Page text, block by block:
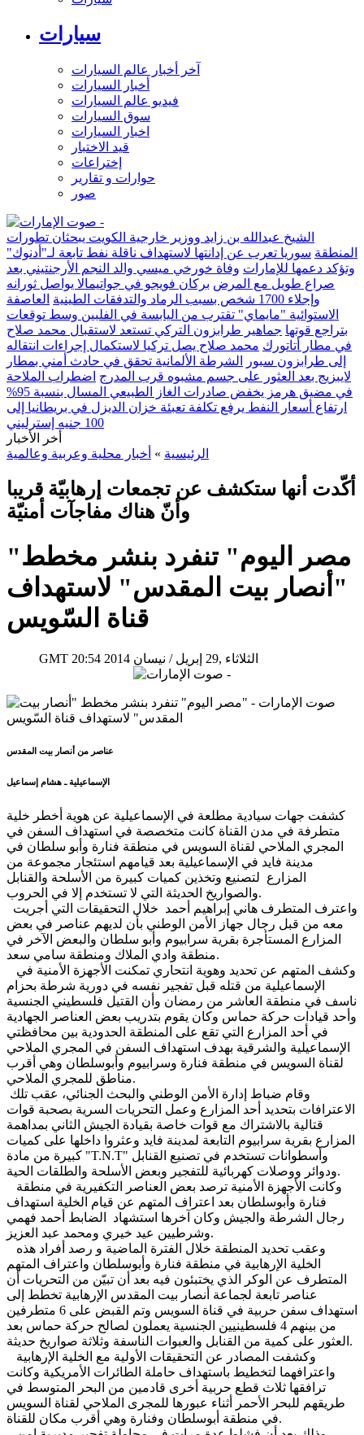
سيارات
آخر أخبار عالم السيارات
أخبار السيارات
فيديو عالم السيارات
سوق السيارات
اخبار السيارات
قيد الاختبار
إختراعات
حوارات و تقارير
صور
الشيخ عبدالله بن زايد ووزير خارجية الكويت يبحثان تطورات
المنطقة سوريا تعرب عن إدانتها لاستهداف ناقلة نفط تابعة لـ"أدنوك"
وتؤكد دعمها للإمارات وفاة خورخي ميسي والد النجم الأرجنتيني بعد
صراع طويل مع المرض بركان فويجو في جواتيمالا يواصل ثورانه
وإجلاء 1700 شخص بسبب الرماد والتدفقات الطينية
العاصفة
الاستوائية "مايماي" تقترب من اليابسة في الفلبين وسط توقعات
بتراجع قوتها جماهير طرابزون التركي تستعد لاستقبال محمد صلاح
في مطار أتاتورك محمد صلاح يصل تركيا لاستكمال إجراءات انتقاله
إلى طرابزون سبور
الشرطة الألمانية تحقق في حادث أمني بمطار
لايبزيج بعد العثور على جسم مشبوه قرب المدرج اضطراب الملاحة
في مضيق هرمز يخفض صادرات الغاز الطبيعي المسال بنسبة 95%
ارتفاع أسعار النفط يرفع تكلفة تعبئة خزان الديزل في بريطانيا إلى
100 جنيه إسترليني
أخر الأخبار
الرئيسية » أخبار محلية وعربية وعالمية
أكّدت أنها ستكشف عن تجمعات إرهابيّة قريبا
وأنّ هناك مفاجآت أمنيّة
"مصر اليوم" تنفرد بنشر مخطط
"أنصار بيت المقدس" لاستهداف
قناة السّويس
GMT 20:54 2014 الثلاثاء ,29 إبريل / نيسان
عناصر من أنصار بيت المقدس
الإسماعيلية ـ هشام إسماعيل
كشفت جهات سيادية مطلعة في الإسماعيلية عن هوية أخطر خلية
متطرفة في مدن القناة كانت متخصصة في استهداف السفن في
المجري الملاحي لقناة السويس في منطقة فنارة وأبو سلطان في
مدينة فايد في الإسماعيلية بعد قيامهم استئجار مجموعة من
المزارع لتصنيع وتخذين كميات كبيرة من الأسلحة والقنابل
والصواريخ الحديثة التي لا تستخدم إلا في الحروب.
معه من قبل رجال جهاز الأمن الوطني بأن لديهم عناصر في بعض
المزارع المستأجرة بقرية سرابيوم وأبو سلطان والبعض الآخر في
منطقة وادي الملاك ومنطقة سامي سعد.
الإسماعيلية من قتله قبل تفجير نفسه في دورية شرطة بحزام
ناسف في منطقة العاشر من رمضان وأن القتيل فلسطيني الجنسية
وأحد قيادات حركة حماس وكان يقوم بتدريب بعض العناصر الجهادية
في أحد المزارع التي تقع على المنطقة الحدودية بين محافظتي
الإسماعيلية والشرقية بهدف استهداف السفن في المجري الملاحي
لقناة السويس في منطقة فنارة وسرابيوم وأبوسلطان وهي أقرب
مناطق للمجري الملاحي.
الاعترافات بتحديد أحد المزارع وعمل التحريات السرية بصحبة قوات
قتالية بالاشتراك مع قوات خاصة بقيادة الجيش الثاني بمداهمة
المزارع بقرية سرابيوم التابعة لمدينة فايد وعثروا داخلها على كميات
كبيرة من مادة "T.N.T" وأسطوانات تستخدم في تصنيع القنابل
ودوائر ووصلات كهربائية للتفجير وبعض الأسلحة والطلقات الحية.
فنارة وأبوسلطان بعد اعتراف المتهم عن قيام الخلية استهداف
رجال الشرطة والجيش وكان آخرها استشهاد الضابط أحمد فهمي
وشرطيين عيد خيري ومحمد عبد العزيز.
الخلية الإرهابية في منطقة فنارة وأبوسلطان واعتراف المتهم
المتطرف عن الوكر الذي يختبئون فيه بعد أن تبيّن من التحريات أن
عناصر تابعة لجماعة أنصار بيت المقدس الإرهابية تخطط إلى
استهداف سفن حربية في قناة السويس وتم القبض على 6 متطرفين
من بينهم 4 فلسطينيين الجنسية يعملون لصالح حركة حماس بعد
العثور على كمية من القنابل والعبوات الناسفة وثلاثة صواريخ حديثة.
واعترافهما لتخطيط باستهداف حاملة الطائرات الأمريكية وكانت
ترافقها ثلاث قطع حربية أخرى قادمين من البحر المتوسط في
طريقهم للبحر الأحمر أثناء عبورها للمجرى الملاحي لقناة السويس
في منطقة أبوسلطان وفنارة وهي أقرب مكان للقناة.